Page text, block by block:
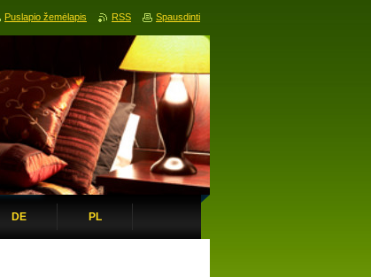
DE PL
Puslapio žemėlapis RSS Spausdinti